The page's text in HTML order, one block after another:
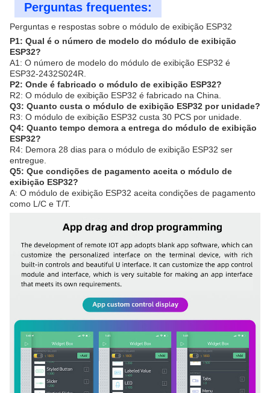
Perguntas frequentes:
Perguntas e respostas sobre o módulo de exibição ESP32
P1: Qual é o número de modelo do módulo de exibição
ESP32?
A1: O número de modelo do módulo de exibição ESP32 é
ESP32-2432S024R.
P2: Onde é fabricado o módulo de exibição ESP32?
R2: O módulo de exibição ESP32 é fabricado na China.
Q3: Quanto custa o módulo de exibição ESP32 por unidade?
R3: O módulo de exibição ESP32 custa 30 PCS por unidade.
Q4: Quanto tempo demora a entrega do módulo de exibição
ESP32?
R4: Demora 28 dias para o módulo de exibição ESP32 ser
entregue.
Q5: Que condições de pagamento aceita o módulo de
exibição ESP32?
A: O módulo de exibição ESP32 aceita condições de pagamento
como L/C e T/T.